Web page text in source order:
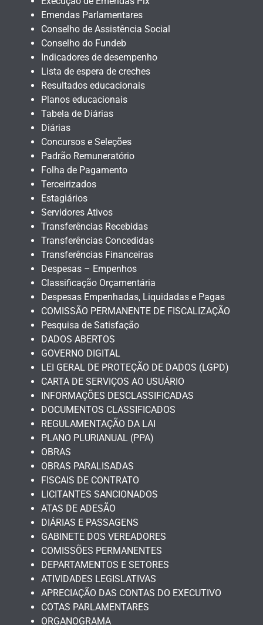
Emendas Parlamentares
Conselho de Assistência Social
Conselho do Fundeb
Indicadores de desempenho
Lista de espera de creches
Resultados educacionais
Planos educacionais
Tabela de Diárias
Diárias
Concursos e Seleções
Padrão Remuneratório
Folha de Pagamento
Terceirizados
Estagiários
Servidores Ativos
Transferências Recebidas
Transferências Concedidas
Transferências Financeiras
Despesas – Empenhos
Classificação Orçamentária
Despesas Empenhadas, Liquidadas e Pagas
COMISSÃO PERMANENTE DE FISCALIZAÇÃO
Pesquisa de Satisfação
DADOS ABERTOS
GOVERNO DIGITAL
LEI GERAL DE PROTEÇÃO DE DADOS (LGPD)
CARTA DE SERVIÇOS AO USUÁRIO
INFORMAÇÕES DESCLASSIFICADAS
DOCUMENTOS CLASSIFICADOS
REGULAMENTAÇÃO DA LAI
PLANO PLURIANUAL (PPA)
OBRAS
OBRAS PARALISADAS
FISCAIS DE CONTRATO
LICITANTES SANCIONADOS
ATAS DE ADESÃO
DIÁRIAS E PASSAGENS
GABINETE DOS VEREADORES
COMISSÕES PERMANENTES
DEPARTAMENTOS E SETORES
ATIVIDADES LEGISLATIVAS
APRECIAÇÃO DAS CONTAS DO EXECUTIVO
COTAS PARLAMENTARES
ORGANOGRAMA